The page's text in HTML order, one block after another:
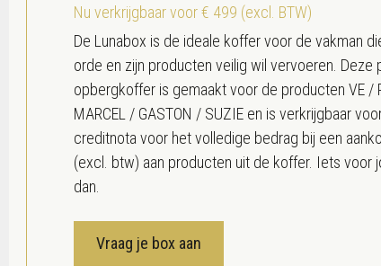
Nu verkrijgbaar voor € 499 (excl. BTW)
De Lunabox is de ideale koffer voor de vakman
orde en zijn producten veilig wil vervoeren. Deze
opbergkoffer is gemaakt voor de producten VE /
MARCEL / GASTON / SUZIE en is verkrijgbaar
creditnota voor het volledige bedrag bij een
(excl. btw) aan producten uit de koffer. Iets voor
dan.
Vraag je box aan